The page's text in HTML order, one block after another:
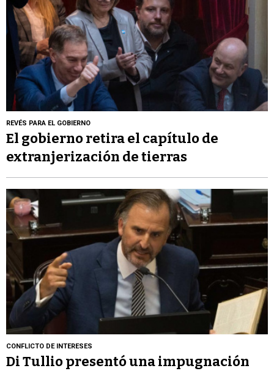
REVÉS PARA EL GOBIERNO
El gobierno retira el capítulo de
extranjerización de tierras
CONFLICTO DE INTERESES
Di Tullio presentó una impugnación